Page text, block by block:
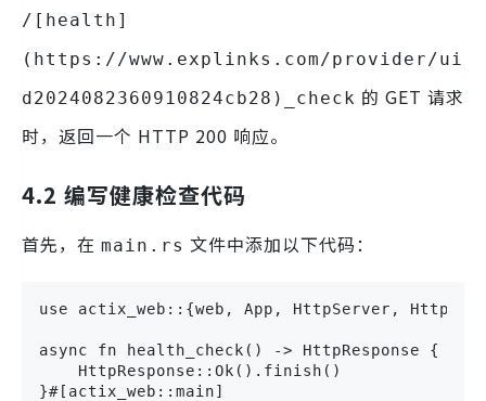
/[health]
(https://www.explinks.com/provider/ui
d2024082360910824cb28)_check 的 GET 请求
时，返回一个 HTTP 200 响应。
4.2 编写健康检查代码
首先，在 main.rs 文件中添加以下代码：
use actix_web::{web, App, HttpServer,
async fn health_check() -> HttpResponse {
    HttpResponse::Ok().finish()
}#[actix_web::main]